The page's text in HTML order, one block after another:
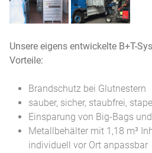
von
Boxendeckeln
individuellen
Anpassung
die
wir
für
Sie!
Unsere eigens entwickelte B+T-
Vorteile:
Brandschutz bei Glutnestern
sauber, sicher, staubfrei,
Einsparung von Big-Bags
Metallbehälter mit 1,18 m³
individuell vor Ort anpassbar